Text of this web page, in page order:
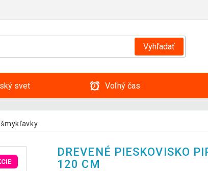
Vyhľadať
svet Voľný čas
DREVENÉ PIESKOVISKO
120 CM